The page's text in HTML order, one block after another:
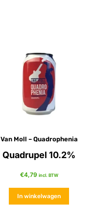
Van Moll – Quadrophenia
Quadrupel 10.2%
€4,79 incl. BTW
In winkelwagen